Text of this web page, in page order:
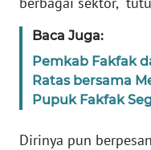
Baca Juga:
Pemkab Fakfak
Ratas bersama
Pupuk Fakfak
Dirinya pun
WN
JAKARTA
WN